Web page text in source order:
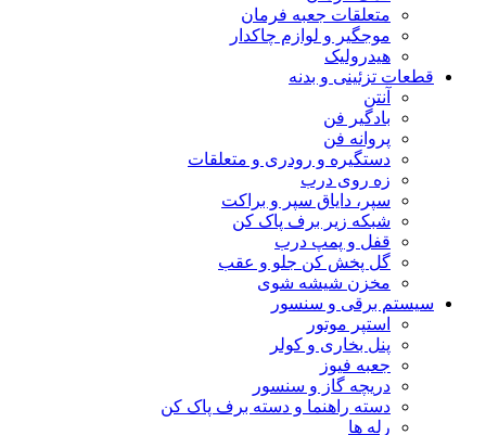
متعلقات جعبه فرمان
موجگیر و لوازم چاکدار
هیدرولیک
قطعات تزئینی و بدنه
آنتن
بادگیر فن
پروانه فن
دستگیره و رودری و متعلقات
زه روی درب
سپر، دایاق سپر و براکت
شبکه زیر برف پاک کن
قفل و پمپ درب
گل پخش کن جلو و عقب
مخزن شیشه شوی
سیستم برقی و سنسور
استپر موتور
پنل بخاری و کولر
جعبه فیوز
دریچه گاز و سنسور
دسته راهنما و دسته برف پاک کن
رله ها